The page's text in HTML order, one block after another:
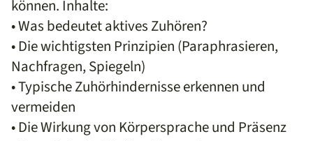
können. Inhalte:
• Was bedeutet aktives Zuhören?
• Die wichtigsten Prinzipien (Paraphrasieren,
Nachfragen, Spiegeln)
• Typische Zuhörhindernisse erkennen und
vermeiden
• Die Wirkung von Körpersprache und Präsenz